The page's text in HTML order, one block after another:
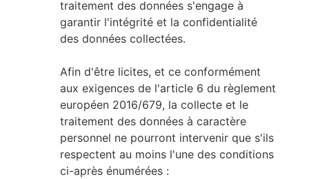
traitement des données s'engage à
garantir l'intégrité et la confidentialité
des données collectées.
Afin d'être licites, et ce conformément
aux exigences de l'article 6 du règlement
européen 2016/679, la collecte et le
traitement des données à caractère
personnel ne pourront intervenir que s'ils
respectent au moins l'une des conditions
ci-après énumérées :